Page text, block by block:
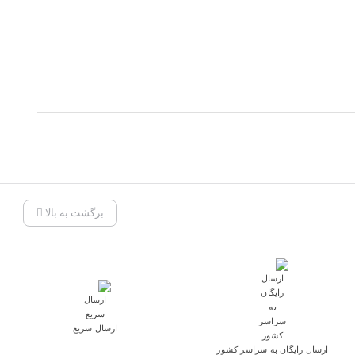
برگشت به بالا
ارسال رایگان به سراسر کشور
ارسال سریع